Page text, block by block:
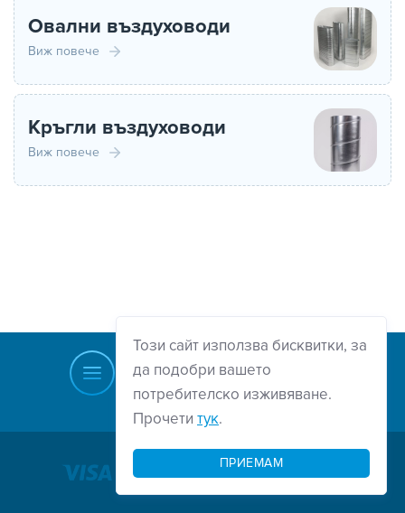
Овални въздуховоди
Виж повече
Кръгли въздуховоди
Виж повече
Нагоре
Този сайт използва бисквитки, за
да подобри вашето
потребителско изживяване.
Прочети тук.
ПРИЕМАМ